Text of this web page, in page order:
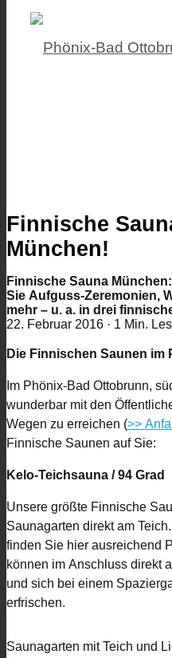
Finnische
München!
Finnische Sauna
Sie Aufguss-Zeremonien,
mehr – u. a. in drei
22. Februar 2016 · 1 Min.
Die Finnischen Saunen
Im Phönix-Bad Ottobrunn,
wunderbar mit den
Wegen zu erreichen (>>
Finnische Saunen auf Sie:
Kelo-Teichsauna / 94 Grad
Unsere größte Finnische
Saunagarten direkt am
finden Sie hier ausreichend
können im Anschluss direkt
und sich bei einem
erfrischen.
Saunagarten mit Teich und